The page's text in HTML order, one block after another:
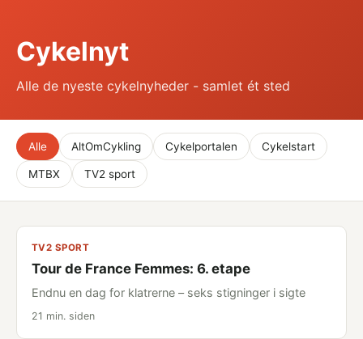
Cykelnyt
Alle de nyeste cykelnyheder - samlet ét sted
Alle AltOmCykling Cykelportalen Cykelstart
MTBX TV2 sport
TV2 SPORT
Tour de France Femmes: 6. etape
Endnu en dag for klatrerne – seks stigninger i sigte
21 min. siden